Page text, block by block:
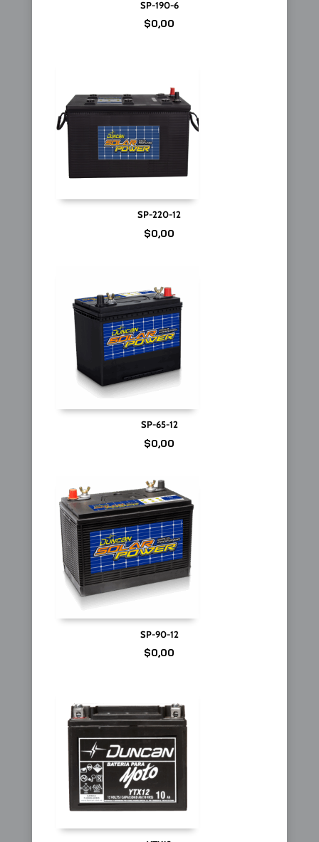
SP-190-6
$0,00
SP-220-12
$0,00
SP-65-12
$0,00
SP-90-12
$0,00